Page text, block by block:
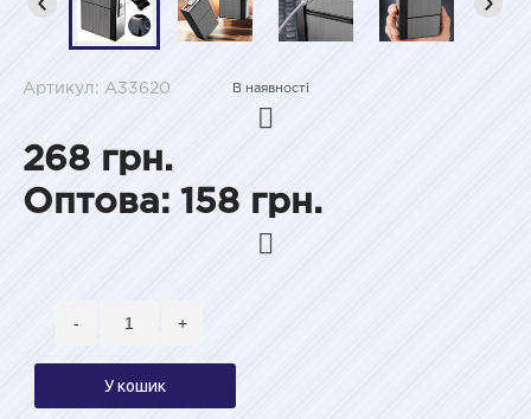
Артикул: A33620 В наявності
268 грн.
Оптова: 158 грн.
- +
У кошик